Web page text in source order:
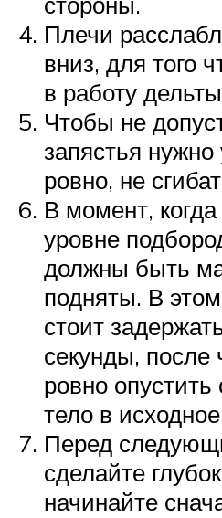
Плечи
вниз, для того
в работу
Чтобы не
запястья
ровно, не
В момент,
уровне
должны быть
подняты. В
стоит
секунды, после
ровно
тело в
Перед
сделайте
начинайте